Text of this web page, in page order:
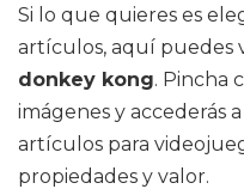
Si lo que quieres es
artículos, aquí puedes
donkey kong. Pincha
imágenes y accederás
artículos para
propiedades y valor.